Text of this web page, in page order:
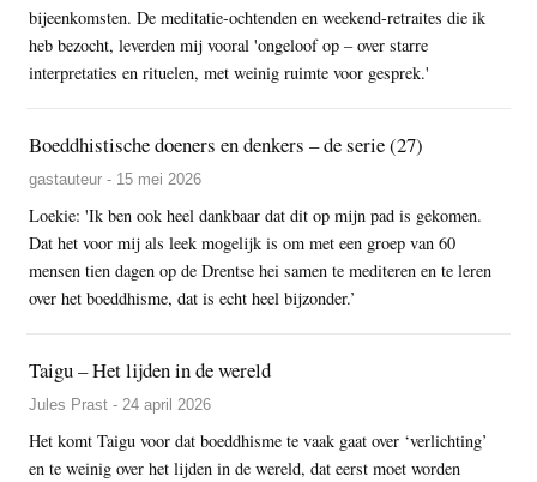
bijeenkomsten. De meditatie-ochtenden en weekend-retraites die ik
heb bezocht, leverden mij vooral 'ongeloof op – over starre
interpretaties en rituelen, met weinig ruimte voor gesprek.'
Boeddhistische doeners en denkers – de serie (27)
gastauteur - 15 mei 2026
Loekie: 'Ik ben ook heel dankbaar dat dit op mijn pad is gekomen.
Dat het voor mij als leek mogelijk is om met een groep van 60
mensen tien dagen op de Drentse hei samen te mediteren en te leren
over het boeddhisme, dat is echt heel bijzonder.’
Taigu – Het lijden in de wereld
Jules Prast - 24 april 2026
Het komt Taigu voor dat boeddhisme te vaak gaat over ‘verlichting’
en te weinig over het lijden in de wereld, dat eerst moet worden